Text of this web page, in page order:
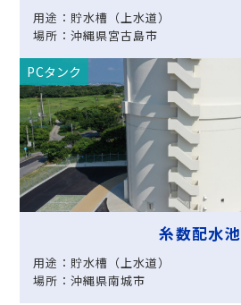
用途：貯水槽（上水道）
場所：沖縄県宮古島市
PCタンク
糸数配水池
用途：貯水槽（上水道）
場所：沖縄県南城市